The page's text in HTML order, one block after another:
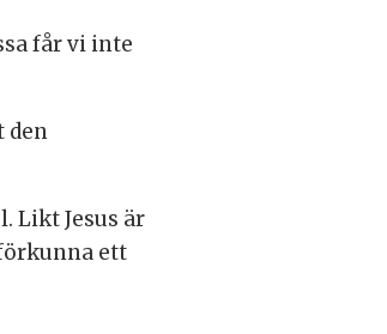
får vi inte
den
Likt Jesus är
ett